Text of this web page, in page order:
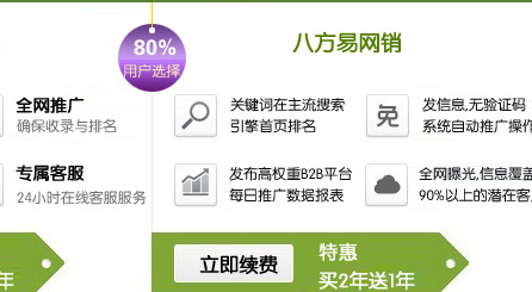
碎和粉碎硬质物料的工具。其主要功能包括：
可以用于破碎岩石，包括岩石墙、岩石块等。它可以将大块的岩石破
钳可以用于粉碎混凝土结构物，如混凝土墙、混凝土板等。它可以将